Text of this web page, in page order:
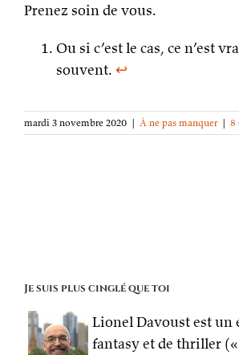
Prenez soin de vous.
Ou si c’est le cas, ce n’est
souvent. ↩
mardi 3 novembre 2020 | À ne pas manquer | 8
Je suis plus cinglé que toi
Lionel Davoust est un
fantasy et de thriller